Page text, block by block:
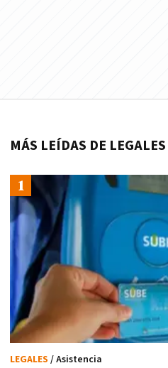
MÁS LEÍDAS DE LEGALES
LEGALES / Asistencia